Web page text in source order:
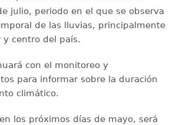
julio, periodo en el que se observa
de las lluvias, principalmente
y centro del país.
con el monitoreo y
para informar sobre la duración
climático.
los próximos días de mayo, será